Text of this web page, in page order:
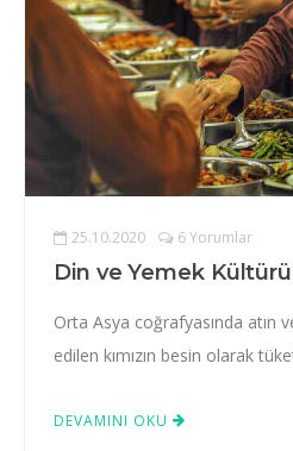
25.10.2020 6 Yorumlar
Din ve Yemek Kültürü
Orta Asya coğrafyasında atın
edilen kımızın besin olarak
DEVAMINI OKU